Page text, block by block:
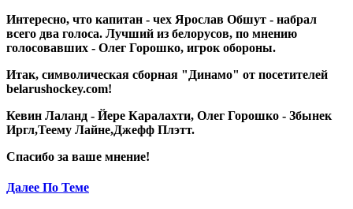
Интересно, что капитан - чех Ярослав Обшут - набрал
всего два голоса. Лучший из белорусов, по мнению
голосовавших - Олег Горошко, игрок обороны.
Итак, символическая сборная "Динамо" от посетителей
belarushockey.com!
Кевин Лаланд - Йере Каралахти, Олег Горошко - Збынек
Иргл,Теему Лайне,Джефф Плэтт.
Спасибо за ваше мнение!
Далее По Теме